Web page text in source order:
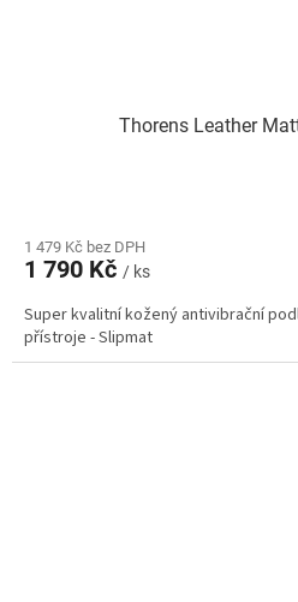
Thorens Leather
1 479 Kč bez DPH
1 790 Kč / ks
Super kvalitní kožený antivibrační
přístroje - Slipmat